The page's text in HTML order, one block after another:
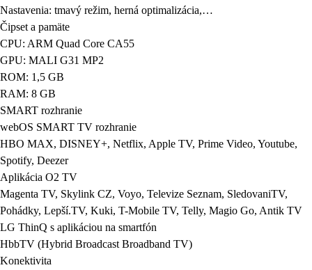
Čipset a pamäte
CPU: ARM Quad Core CA55
GPU: MALI G31 MP2
ROM: 1,5 GB
RAM: 8 GB
SMART rozhranie
webOS SMART TV rozhranie
HBO MAX, DISNEY+, Netflix, Apple TV, Prime Video, Youtube,
Spotify, Deezer
Aplikácia O2 TV
Magenta TV, Skylink CZ, Voyo, Televize Seznam, SledovaniTV,
Pohádky, Lepší.TV, Kuki, T-Mobile TV, Telly, Magio Go, Antik TV
LG ThinQ s aplikáciou na smartfón
HbbTV (Hybrid Broadcast Broadband TV)
Konektivita
Vstavaný Wi-Fi modul (2,4/5 GHz)